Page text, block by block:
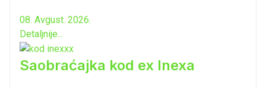
08. Avgust. 2026.
Detaljnije...
Saobraćajka kod ex Inexa